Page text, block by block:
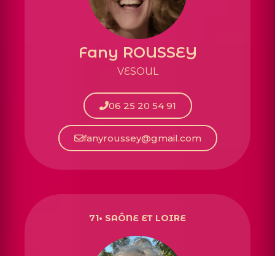
Fany ROUSSEY
VESOUL
06 25 20 54 91
fanyroussey@gmail.com
71• SAÔNE ET LOIRE